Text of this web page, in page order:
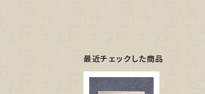
最近チェックした商品